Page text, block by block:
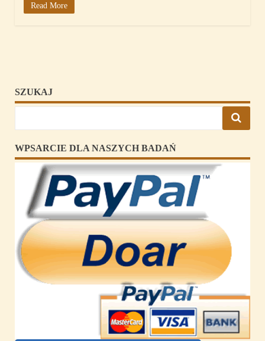
Read More
SZUKAJ
WPSARCIE DLA NASZYCH BADAŃ